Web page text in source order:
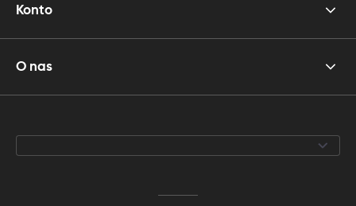
Konto
O nas